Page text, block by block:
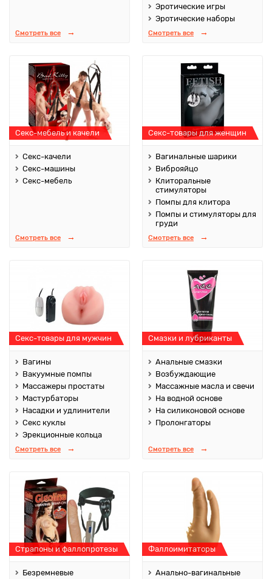
Смотреть все
Эротические игры
Эротические наборы
Смотреть все
Секс-мебель и качели
Секс-качели
Секс-машины
Секс-мебель
Смотреть все
Секс-товары для женщин
Вагинальные шарики
Виброяйцо
Клиторальные
стимуляторы
Помпы для клитора
Помпы и стимуляторы для
груди
Смотреть все
Секс-товары для мужчин
Вагины
Вакуумные помпы
Массажеры простаты
Мастурбаторы
Насадки и удлинители
Секс куклы
Эрекционные кольца
Смотреть все
Смазки и лубриканты
Анальные смазки
Возбуждающие
Массажные масла и свечи
На водной основе
На силиконовой основе
Пролонгаторы
Смотреть все
Страпоны и фаллопротезы
Безремневые
Фаллоимитаторы
Анально-вагинальные